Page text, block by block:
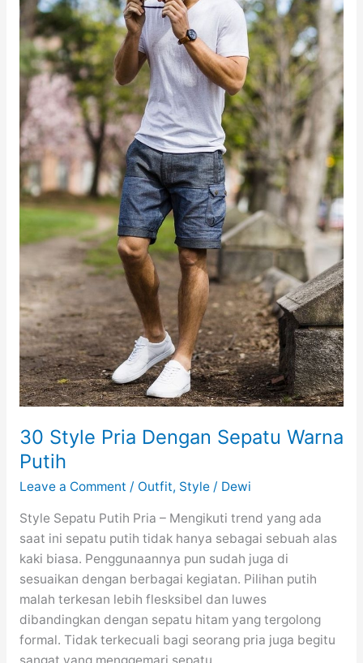
30 Style Pria Dengan Sepatu Warna
Putih
Leave a Comment / Outfit, Style/ Dewi
Style Sepatu Putih Pria – Mengikuti trend yang ada
saat ini sepatu putih tidak hanya sebagai sebuah alas
kaki biasa. Penggunaannya pun sudah juga di
sesuaikan dengan berbagai kegiatan. Pilihan putih
malah terkesan lebih flesksibel dan luwes
dibandingkan dengan sepatu hitam yang tergolong
formal. Tidak terkecuali bagi seorang pria juga begitu